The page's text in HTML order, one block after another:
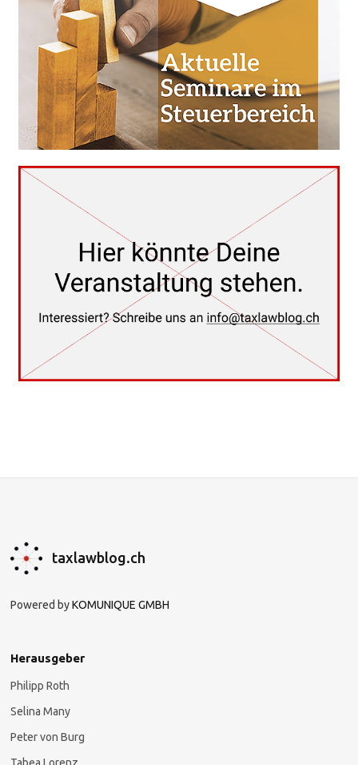
taxlawblog.ch
Powered byKOMUNIQUE GMBH
Herausgeber
Philipp Roth
Selina Many
Peter von Burg